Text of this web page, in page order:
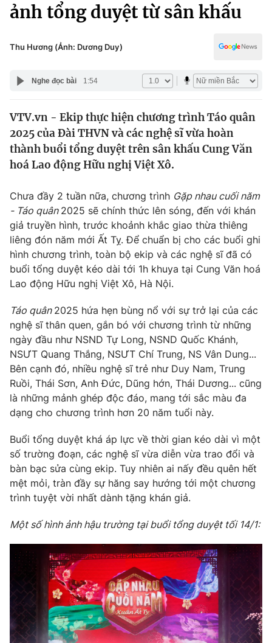
Chính trị
Pháp luật
Thế giới
Tin tức
Thế giới đó đây
Câu chuyện quốc tế
Tài chính
Thị trường
Góc doanh nghiệp
Dữ liệu và đời sống
Truyền hình
Phim VTV
Nhân vật
Khán giả
Giải sao mai
Giải trí
Điện ảnh
Âm nhạc
Sao
Đời sống
Du lịch
Làm đẹp
Chất lượng cuộc sống
Giáo dục
Tuyển sinh
Học trực tuyến
Công nghệ
Hitech Công nghệ tương lai
Sản phẩm
Thị trường
Tư vấn
Lịch phát sóng
Chuyên mục khác
Emagazine Podcast
Photo Infographic
Video Shorts video
VTV Money VTV Thể thao
Truyền hình
Y tế
Công nghệ
ảnh tổng duyệt từ sân khấu
Thu Hương (Ảnh: Dương Duy)
Nghe đọc bài 1:54
VTV.vn - Ekip thực hiện chương trình Táo quân
2025 của Đài THVN và các nghệ sĩ vừa hoàn
thành buổi tổng duyệt trên sân khấu Cung Văn
hoá Lao động Hữu nghị Việt Xô.
Chưa đầy 2 tuần nữa, chương trình Gặp nhau cuối năm
- Táo quân 2025 sẽ chính thức lên sóng, đến với khán
giả truyền hình, trước khoảnh khắc giao thừa thiêng
liêng đón năm mới Ất Tỵ. Để chuẩn bị cho các buổi ghi
hình chương trình, toàn bộ ekip và các nghệ sĩ đã có
buổi tổng duyệt kéo dài tới 1h khuya tại Cung Văn hoá
Lao động Hữu nghị Việt Xô, Hà Nội.
Táo quân 2025 hứa hẹn bùng nổ với sự trở lại của các
nghệ sĩ thân quen, gắn bó với chương trình từ những
ngày đầu như NSND Tự Long, NSND Quốc Khánh,
NSƯT Quang Thắng, NSƯT Chí Trung, NS Vân Dung...
Bên cạnh đó, nhiều nghệ sĩ trẻ như Duy Nam, Trung
Ruồi, Thái Sơn, Anh Đức, Dũng hớn, Thái Dương... cũng
là những mảnh ghép độc đáo, mang tới sắc màu đa
dạng cho chương trình hơn 20 năm tuổi này.
Buổi tổng duyệt khá áp lực về thời gian kéo dài vì một
số trường đoạn, các nghệ sĩ vừa diễn vừa trao đổi và
bàn bạc sửa cùng ekip. Tuy nhiên ai nấy đều quên hết
mệt mỏi, tràn đầy sự hăng say hướng tới một chương
trình tuyệt vời nhất dành tặng khán giả.
Một số hình ảnh hậu trường tại buổi tổng duyệt tối 14/1: